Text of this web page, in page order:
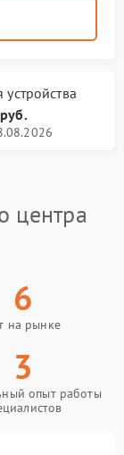
устройства
центра
6
на рынке
3
опыт работы